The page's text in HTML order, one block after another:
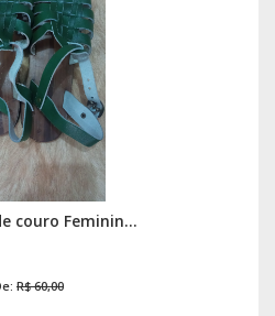
couro Feminin...
R$ 60,00